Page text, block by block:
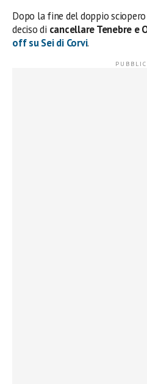
Dopo la fine del doppio
deciso di cancellare Tenebre e
off su Sei di Corvi.